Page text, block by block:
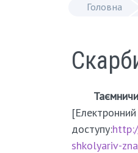
Головна
доступу:
shkolyariv-